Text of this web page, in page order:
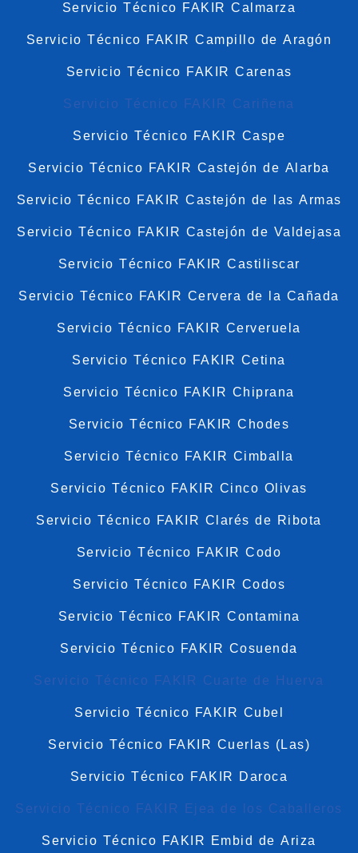
Servicio Técnico FAKIR Calmarza
Servicio Técnico FAKIR Campillo de Aragón
Servicio Técnico FAKIR Carenas
Servicio Técnico FAKIR Cariñena
Servicio Técnico FAKIR Caspe
Servicio Técnico FAKIR Castejón de Alarba
Servicio Técnico FAKIR Castejón de las Armas
Servicio Técnico FAKIR Castejón de Valdejasa
Servicio Técnico FAKIR Castiliscar
Servicio Técnico FAKIR Cervera de la Cañada
Servicio Técnico FAKIR Cerveruela
Servicio Técnico FAKIR Cetina
Servicio Técnico FAKIR Chiprana
Servicio Técnico FAKIR Chodes
Servicio Técnico FAKIR Cimballa
Servicio Técnico FAKIR Cinco Olivas
Servicio Técnico FAKIR Clarés de Ribota
Servicio Técnico FAKIR Codo
Servicio Técnico FAKIR Codos
Servicio Técnico FAKIR Contamina
Servicio Técnico FAKIR Cosuenda
Servicio Técnico FAKIR Cuarte de Huerva
Servicio Técnico FAKIR Cubel
Servicio Técnico FAKIR Cuerlas (Las)
Servicio Técnico FAKIR Daroca
Servicio Técnico FAKIR Ejea de los Caballeros
Servicio Técnico FAKIR Embid de Ariza